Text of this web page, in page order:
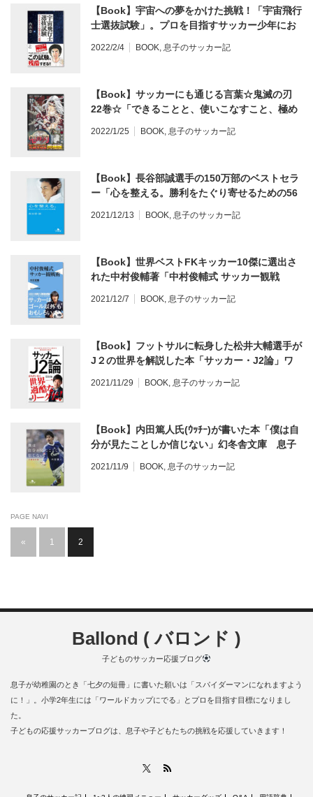
【Book】宇宙への夢をかけた挑戦！「宇宙飛行
士選抜試験」。プロを目指すサッカー少年にお
号 田村淳のNewsCLUB」で紹介された本。 レ
2022/2/4 BOOK, 息子のサッカー記
【Book】サッカーにも通じる言葉☆鬼滅の刃
22巻☆「できることと、使いこなすこと、極め
2022/1/25 BOOK, 息子のサッカー記
【Book】長谷部誠選手の150万部のベストセラ
ー「心を整える。勝利をたぐり寄せるための56
2021/12/13 BOOK, 息子のサッカー記
【Book】世界ベストFKキッカー10傑に選出さ
れた中村俊輔著「中村俊輔式 サッカー観戦
アップ。 レビュー
2021/12/7 BOOK, 息子のサッカー記
【Book】フットサルに転身した松井大輔選手が
J２の世界を解説した本「サッカー・J2論」ワ
2021/11/29 BOOK, 息子のサッカー記
【Book】内田篤人氏(ｳｯﾁｰ)が書いた本「僕は自
分が見たことしか信じない」幻冬舎文庫 息子
2021/11/9 BOOK, 息子のサッカー記
PAGE NAVI
« 1 2
Ballond ( バロンド )
子どものサッカー応援ブログ
息子が幼稚園のとき「七夕の短冊」に書いた願いは「スパイダーマンになれますよう
に！」。小学2年生には「ワールドカップにでる」とプロを目指す目標になりまし
た。
子どもの応援サッカーブログは、息子や子どもたちの挑戦を応援していきます！